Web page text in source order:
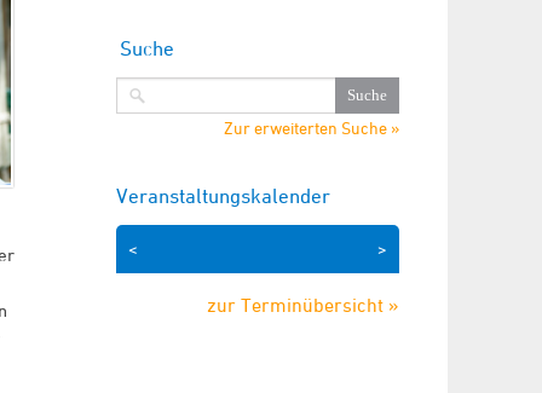
Suche
Zur erweiterten Suche »
Veranstaltungskalender
>
<
zur Terminübersicht »